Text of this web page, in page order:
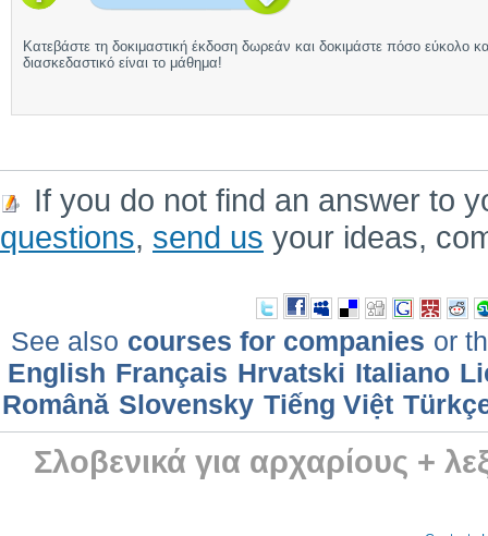
Κατεβάστε τη δοκιμαστική έκδοση δωρεάν και δοκιμάστε πόσο εύκολο
διασκεδαστικό είναι το μάθημα!
If you do not find an answer to
questions, send us your ideas,
See also courses for companies or
English Français Hrvatski Italiano
Română Slovensky Tiếng Việt
Σλοβενικά για αρχαρίους +